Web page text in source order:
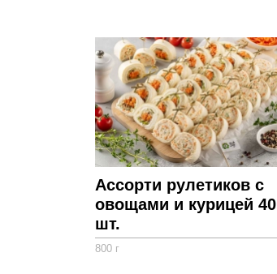
Ассорти рулетиков с
овощами и курицей 40
шт.
800 г